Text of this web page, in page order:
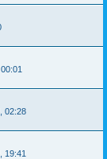
02:28
19:41